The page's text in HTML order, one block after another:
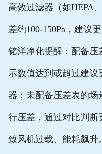
高效过滤器（如HEPA
差约100-150Pa，建议更
铭洋净化提醒：配备压
示数值达到或超过建
器；未配备压差表的
行压差，通过对比判
致风机过载、能耗飙升。